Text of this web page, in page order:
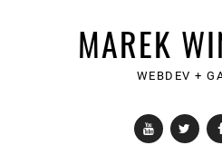
MAREK
WEBDEV +
YouTube